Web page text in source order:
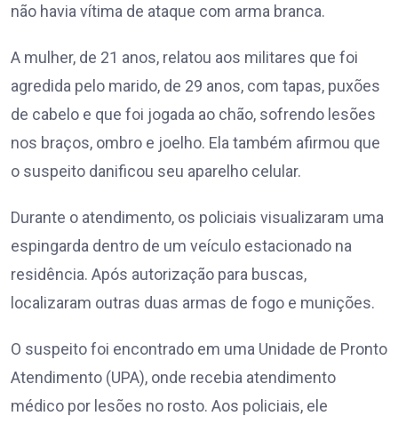
não havia vítima de ataque com arma branca.
A mulher, de 21 anos, relatou aos militares que foi
agredida pelo marido, de 29 anos, com tapas, puxões
de cabelo e que foi jogada ao chão, sofrendo lesões
nos braços, ombro e joelho. Ela também afirmou que
o suspeito danificou seu aparelho celular.
Durante o atendimento, os policiais visualizaram uma
espingarda dentro de um veículo estacionado na
residência. Após autorização para buscas,
localizaram outras duas armas de fogo e munições.
O suspeito foi encontrado em uma Unidade de Pronto
Atendimento (UPA), onde recebia atendimento
médico por lesões no rosto. Aos policiais, ele